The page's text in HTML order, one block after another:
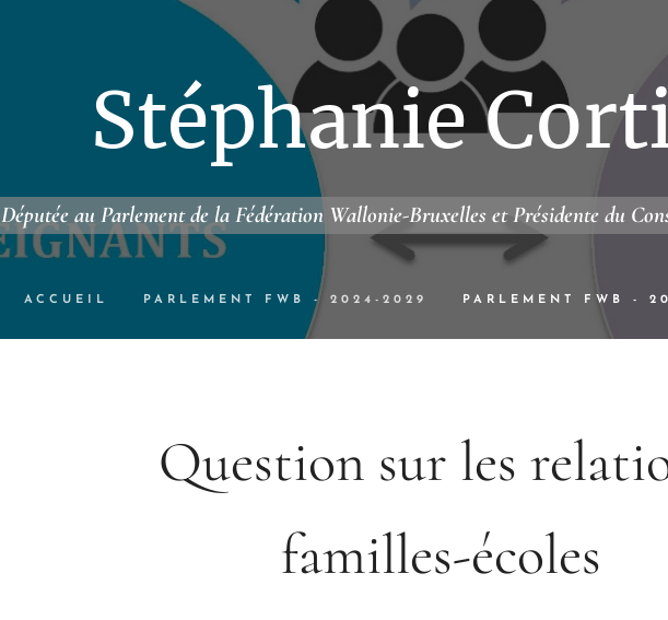
Stéphanie
Députée au Parlement de la Fédération Wallonie-Bruxelles et Présidente du
ACCUEIL PARLEMENT FWB - 2024-2029 PARLEMENT FWB -
Question sur les
familles-écoles